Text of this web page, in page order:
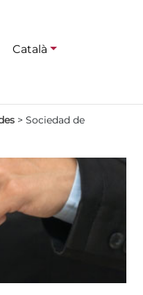
Català
> Sociedad de